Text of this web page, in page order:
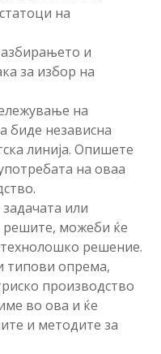
на
и
за избор на
на
биде независна
линија. Опишете
на оваа
или
решите, можеби ќе
решение.
типови опрема,
производство
во ова и ќе
и методите за